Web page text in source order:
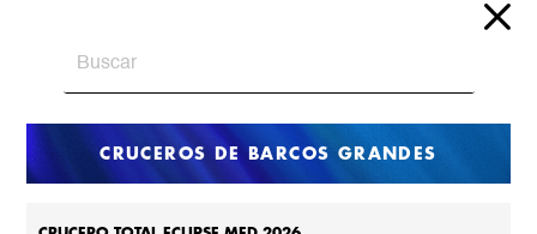
CRUCEROS DE BARCOS GRANDES